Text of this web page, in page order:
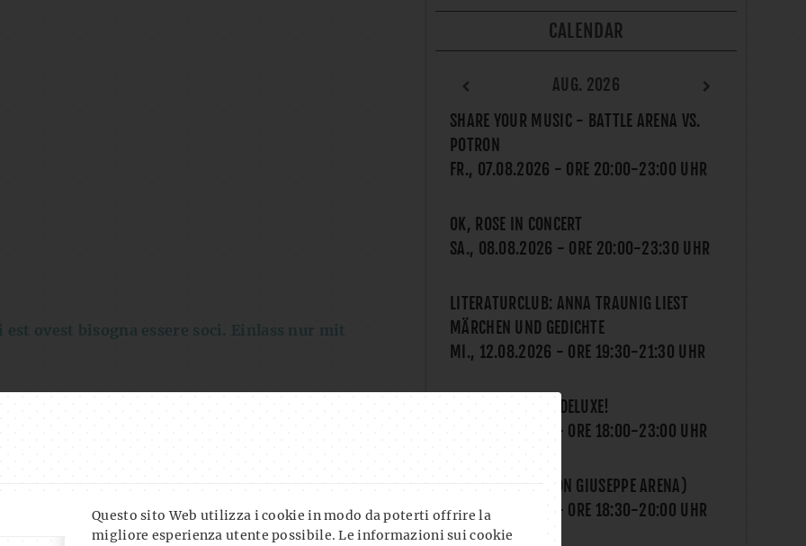
Questo sito Web utilizza i cookie in modo da poterti offrire la
migliore esperienza utente possibile. Le informazioni sui cookie
ovest bisogna essere soci. Einlass nur mit
nuovamente dal vivo sui palchi
e il nuovo album“Realization” , in uscita il
CALENDAR
AUG. 2026
SHARE YOUR MUSIC - BATTLE ARENA VS.
POTRON
FR., 07.08.2026 - ORE 20:00-23:00 UHR
OK, ROSE IN CONCERT
SA., 08.08.2026 - ORE 20:00-23:30 UHR
LITERATURCLUB: ANNA TRAUNIG LIEST
MÄRCHEN UND GEDICHTE
MI., 12.08.2026 - ORE 19:30-21:30 UHR
THE GAME NIGHT DELUXE!
- ORE 18:00-23:00 UHR
YOGA AL CLUB (CON GIUSEPPE ARENA)
DO., 13.08.2026
- ORE 18:30-20:00 UHR